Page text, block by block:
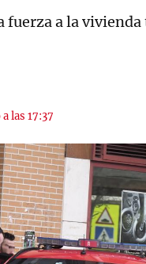
fuerza a la
las 17:37